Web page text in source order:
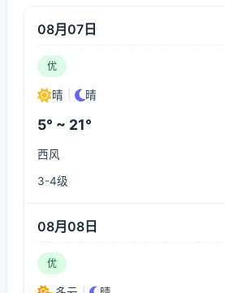
08月07日
优
晴 晴
5° ~ 21°
西风
3-4级
08月08日
优